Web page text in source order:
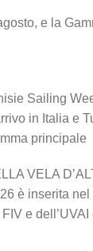
e la
Sailing
in Italia e
principale
VELA
è inserita
e